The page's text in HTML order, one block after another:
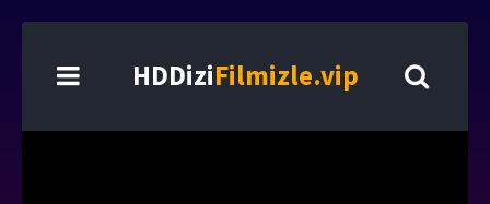
HDDiziFilmizle.vip